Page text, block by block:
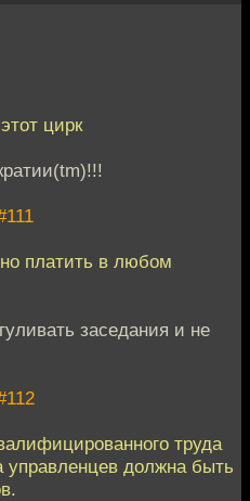
цирк
платить в любом
заседания и не
труда
управленцев должна быть